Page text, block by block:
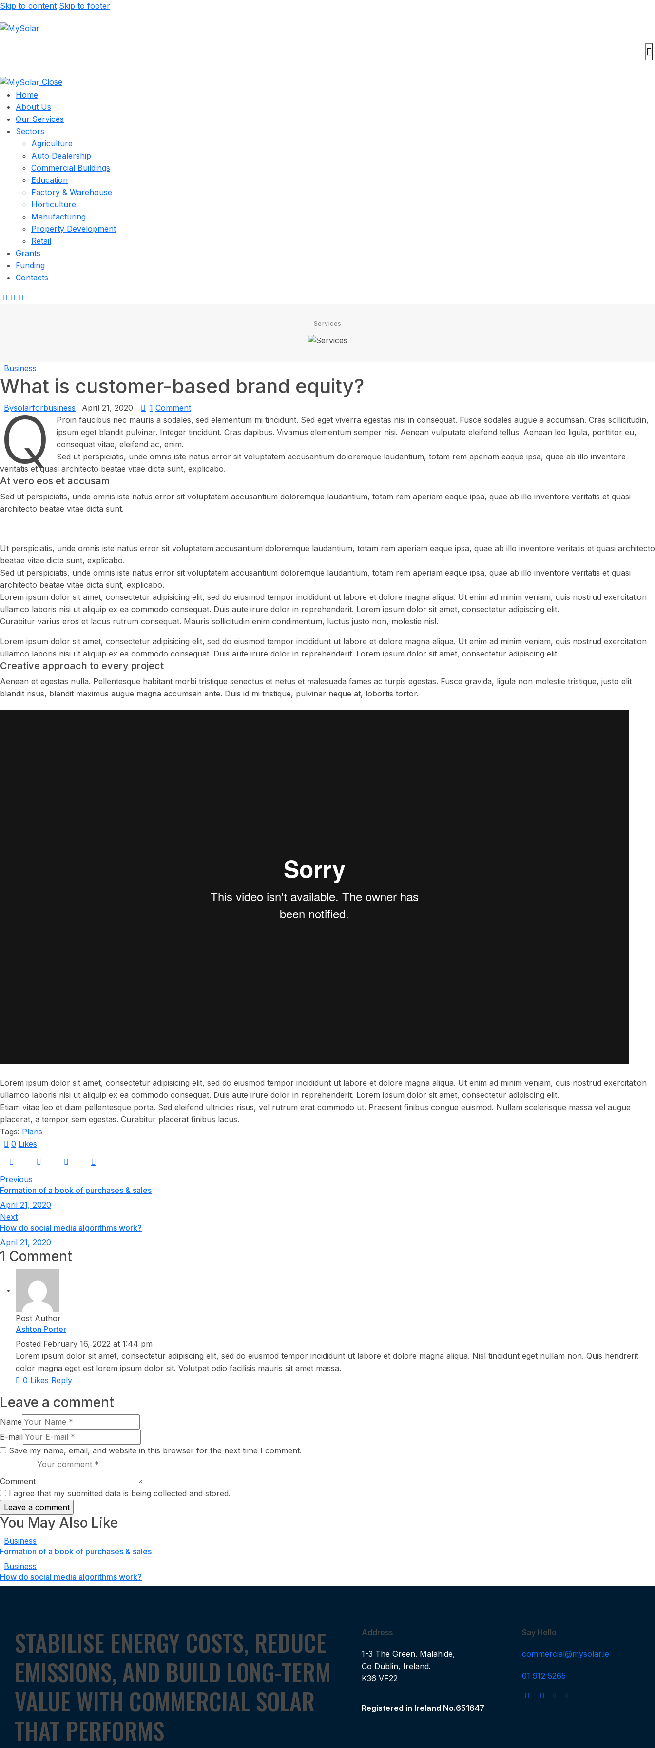
Skip to content Skip to footer
Close
Home
About Us
Our Services
Sectors
Agriculture
Auto Dealership
Commercial Buildings
Education
Factory & Warehouse
Horticulture
Manufacturing
Property Development
Retail
Grants
Funding
Contacts
Services
Business
What is customer-based brand equity?
Bysolarforbusiness April 21, 2020 1 Comment
Q
Proin faucibus nec mauris a sodales, sed elementum mi tincidunt. Sed eget viverra egestas nisi in consequat. Fusce sodales augue a accumsan. Cras sollicitudin,
ipsum eget blandit pulvinar. Integer tincidunt. Cras dapibus. Vivamus elementum semper nisi. Aenean vulputate eleifend tellus. Aenean leo ligula, porttitor eu,
consequat vitae, eleifend ac, enim.
Sed ut perspiciatis, unde omnis iste natus error sit voluptatem accusantium doloremque laudantium, totam rem aperiam eaque ipsa, quae ab illo inventore
veritatis et quasi architecto beatae vitae dicta sunt, explicabo.
At vero eos et accusam
Sed ut perspiciatis, unde omnis iste natus error sit voluptatem accusantium doloremque laudantium, totam rem aperiam eaque ipsa, quae ab illo inventore veritatis et quasi
architecto beatae vitae dicta sunt.
Ut perspiciatis, unde omnis iste natus error sit voluptatem accusantium doloremque laudantium, totam rem aperiam eaque ipsa, quae ab illo inventore veritatis et quasi architecto
beatae vitae dicta sunt, explicabo.
Sed ut perspiciatis, unde omnis iste natus error sit voluptatem accusantium doloremque laudantium, totam rem aperiam eaque ipsa, quae ab illo inventore veritatis et quasi
architecto beatae vitae dicta sunt, explicabo.
Lorem ipsum dolor sit amet, consectetur adipisicing elit, sed do eiusmod tempor incididunt ut labore et dolore magna aliqua. Ut enim ad minim veniam, quis nostrud exercitation
ullamco laboris nisi ut aliquip ex ea commodo consequat. Duis aute irure dolor in reprehenderit. Lorem ipsum dolor sit amet, consectetur adipiscing elit.
Curabitur varius eros et lacus rutrum consequat. Mauris sollicitudin enim condimentum, luctus justo non, molestie nisl.
Lorem ipsum dolor sit amet, consectetur adipisicing elit, sed do eiusmod tempor incididunt ut labore et dolore magna aliqua. Ut enim ad minim veniam, quis nostrud exercitation
ullamco laboris nisi ut aliquip ex ea commodo consequat. Duis aute irure dolor in reprehenderit. Lorem ipsum dolor sit amet, consectetur adipiscing elit.
Creative approach to every project
Aenean et egestas nulla. Pellentesque habitant morbi tristique senectus et netus et malesuada fames ac turpis egestas. Fusce gravida, ligula non molestie tristique, justo elit
blandit risus, blandit maximus augue magna accumsan ante. Duis id mi tristique, pulvinar neque at, lobortis tortor.
Lorem ipsum dolor sit amet, consectetur adipisicing elit, sed do eiusmod tempor incididunt ut labore et dolore magna aliqua. Ut enim ad minim veniam, quis nostrud exercitation
ullamco laboris nisi ut aliquip ex ea commodo consequat. Duis aute irure dolor in reprehenderit. Lorem ipsum dolor sit amet, consectetur adipiscing elit.
Etiam vitae leo et diam pellentesque porta. Sed eleifend ultricies risus, vel rutrum erat commodo ut. Praesent finibus congue euismod. Nullam scelerisque massa vel augue
placerat, a tempor sem egestas. Curabitur placerat finibus lacus.
Tags: Plans
0 Likes
Previous
Formation of a book of purchases & sales
April 21, 2020
Next
How do social media algorithms work?
April 21, 2020
1 Comment
Post Author
Ashton Porter
Posted February 16, 2022 at 1:44 pm
Lorem ipsum dolor sit amet, consectetur adipiscing elit, sed do eiusmod tempor incididunt ut labore et dolore magna aliqua. Nisl tincidunt eget nullam non. Quis hendrerit
dolor magna eget est lorem ipsum dolor sit. Volutpat odio facilisis mauris sit amet massa.
0 Likes Reply
Leave a comment
Name
E-mail
Save my name, email, and website in this browser for the next time I comment.
Comment
I agree that my submitted data is being collected and stored.
You May Also Like
Business
Formation of a book of purchases & sales
Business
How do social media algorithms work?
STABILISE ENERGY COSTS, REDUCE
EMISSIONS, AND BUILD LONG-TERM
VALUE WITH COMMERCIAL SOLAR
THAT PERFORMS
Address
1-3 The Green. Malahide,
Co Dublin, Ireland.
K36 VF22
Registered in Ireland No.651647
Say Hello
commercial@mysolar.ie
01 912 5265